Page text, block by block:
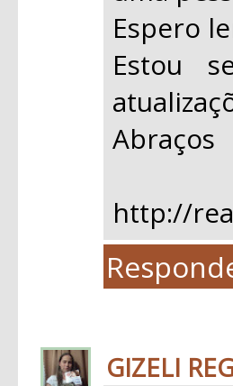
Espero
Estou
Abraços
http://
GIZELI